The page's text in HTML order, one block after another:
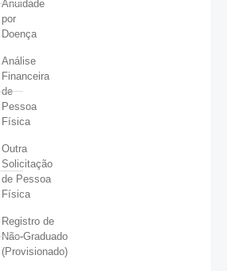
Anuidade
por
Doença
Análise
Financeira
de
Pessoa
Física
Outra
Solicitação
de Pessoa
Física
Registro de
Não-Graduado
(Provisionado)